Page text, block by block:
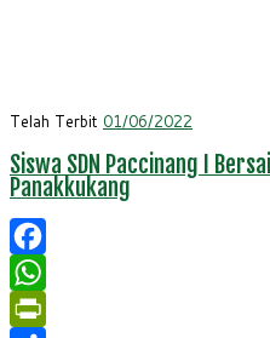
Telah Terbit 01/06/2022
Siswa SDN Paccinang I
Panakkukang
Facebook
WhatsApp